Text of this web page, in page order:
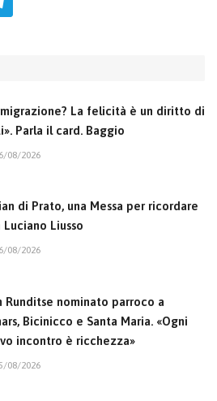
La felicità è un diritto di
Parla il card. Baggio
08/2026
di Prato, una Messa per ricordare
Luciano Liusso
08/2026
Runditse nominato parroco a
Bicinicco e Santa Maria. «Ogni
incontro è ricchezza»
08/2026